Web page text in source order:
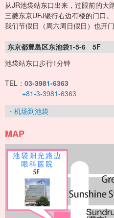
从JR池袋站东口出来，过眼前的大
三菱东京UFJ银行右边有楼的门口。
我们节假日（周六周日假日）也开
东京都豊島区东池袋1-5-6 5F
池袋站东口步行1分钟
TEL： 03-3981-6363
+81-3-3981-6363
・机场到池袋
MAP